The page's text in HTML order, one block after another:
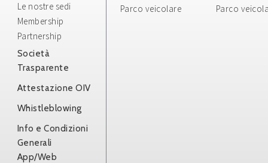
Le nostre sedi
Membership
Partnership
Società
Trasparente
Attestazione OIV
Whistleblowing
Info e Condizioni
Generali
App/Web
Parco veicolare
Parco